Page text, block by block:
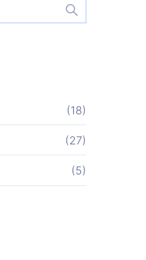
(18)
(27)
(5)